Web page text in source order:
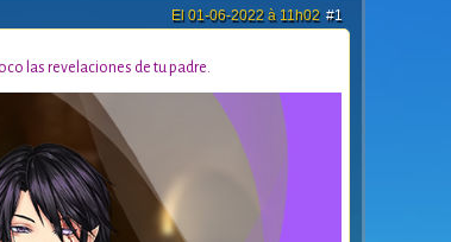
#1
El 01-06-2022 à 11h02
las revelaciones de tu padre.